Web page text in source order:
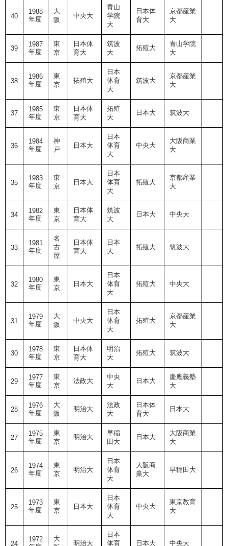
40
1988
年度
大
阪
中央大
青山
学院
大
日本体
育大
京都産業
大
39
1987
年度
東
京
日本体
育大
筑波
大
拓殖大
青山学院
大
38
1986
年度
東
京
拓殖大
日本
体育
大
筑波大
京都産業
大
37
1985
年度
東
京
日本体
育大
拓殖
大
日本大 筑波大
36
1984
年度
神
戸
日本大
日本
体育
大
中央大
大阪商業
大
35
1983
年度
東
京
日本大
日本
体育
大
拓殖大
京都産業
大
34
1982
年度
東
京
日本体
育大
筑波
大
日本大 中央大
33
1981
年度
名
古
屋
日本体
育大
日本
大
拓殖大 筑波大
32
1980
年度
東
京
日本大
日本
体育
大
拓殖大 中央大
31
1979
年度
大
阪
中央大
日本
体育
大
拓殖大
京都産業
大
30
1978
年度
東
京
日本体
育大
明治
大
拓殖大 筑波大
29
1977
年度
東
京
法政大
中央
大
日本大
慶應義塾
大
28
1976
年度
大
阪
明治大
法政
大
日本体
育大
日本大
27
1975
年度
東
京
明治大
早稲
田大
日本大
大阪商業
大
26
1974
年度
東
京
明治大
日本
体育
大
大阪商
業大
早稲田大
25
1973
年度
東
京
日本大
日本
体育
大
中央大
東京教育
大
24
1972
大
明治大
日本
体育
日本大 中央大